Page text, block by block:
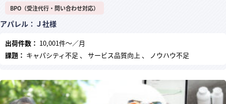
BPO（受注代行・問い合わせ対応）
アパレル：Ｊ社様
出荷件数： 10,001件～／月
課題： キャパシティ不足 、 サービス品質向上 、 ノウハウ不足